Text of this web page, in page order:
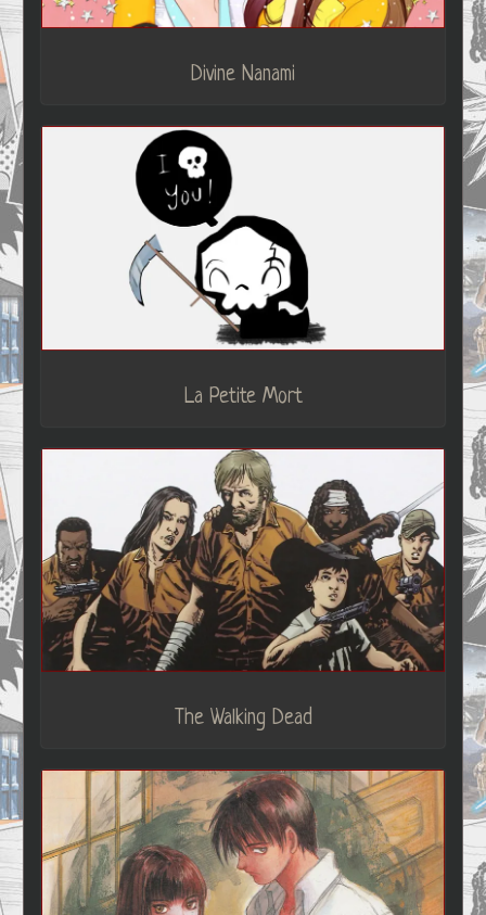
Divine Nanami
La Petite Mort
The Walking Dead